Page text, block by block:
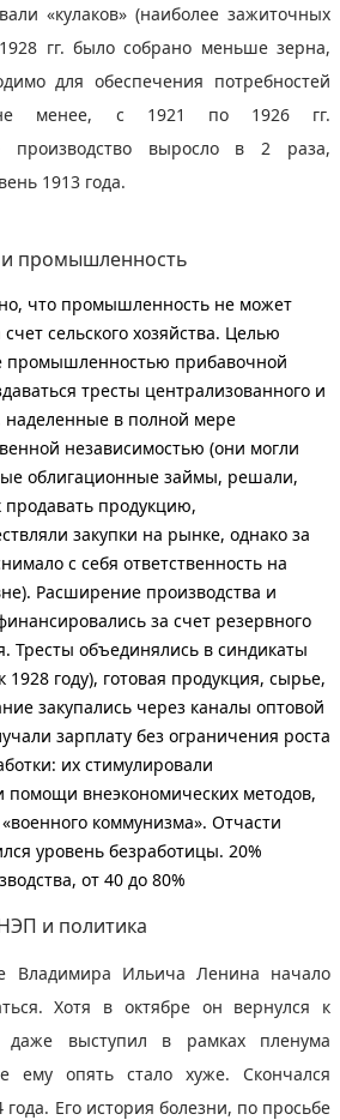
«кулаков» (наиболее зажиточных
гг. было собрано меньше зерна,
для обеспечения потребностей
не менее, с 1921 по 1926 гг.
производство выросло в 2 раза,
1913 года.
промышленность
что промышленность не может
сельского хозяйства. Целью
промышленностью прибавочной
тресты централизованного и
наделенные в полной мере
независимостью (они могли
облигационные займы, решали,
продавать продукцию,
закупки на рынке, однако за
с себя ответственность на
Расширение производства и
за счет резервного
Тресты объединялись в синдикаты
1928 году), готовая продукция, сырье,
закупались через каналы оптовой
зарплату без ограничения роста
их стимулировали
помощи внеэкономических методов,
коммунизма». Отчасти
уровень безработицы. 20%
от 40 до 80%
и политика
Владимира Ильича Ленина начало
Хотя в октябре он вернулся к
выступил в рамках пленума
ему опять стало хуже. Скончался
Его история болезни, по просьбе